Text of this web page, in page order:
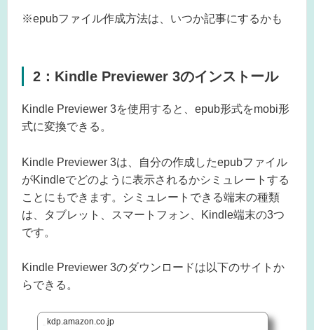
※epubファイル作成方法は、いつか記事にするかも
2：Kindle Previewer 3のインストール
Kindle Previewer 3を使用すると、epub形式をmobi形
式に変換できる。
Kindle Previewer 3は、自分の作成したepubファイル
がKindleでどのように表示されるかシミュレートする
ことにもできます。シミュレートできる端末の種類
は、タブレット、スマートフォン、Kindle端末の3つ
です。
Kindle Previewer 3のダウンロードは以下のサイトか
らできる。
kdp.amazon.co.jp